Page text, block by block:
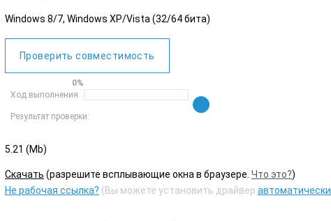
Windows 8/7, Windows XP/Vista (32/64 бита)
Проверить совместимость
Ход выполнения
0%
Результат проверки:
5.21 (Mb)
Cкачать (разрешите всплывающие окна в браузере. Что это?)
Не рабочая ссылка? (Вы можете установить драйвер автоматически